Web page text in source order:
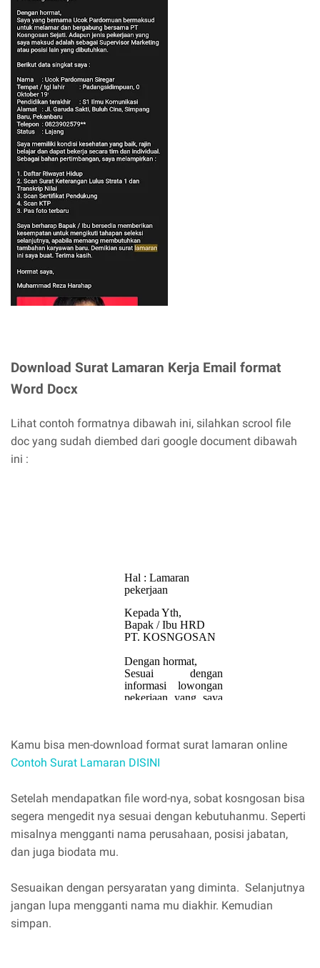
Download Surat Lamaran Kerja Email format
Word Docx
Lihat contoh formatnya dibawah ini, silahkan scrool file
doc yang sudah diembed dari google document dibawah
ini :
Kamu bisa men-download format surat lamaran online
Contoh Surat Lamaran DISINI
Setelah mendapatkan file word-nya, sobat kosngosan bisa
segera mengedit nya sesuai dengan kebutuhanmu. Seperti
misalnya mengganti nama perusahaan, posisi jabatan,
dan juga biodata mu.
Sesuaikan dengan persyaratan yang diminta. Selanjutnya
jangan lupa mengganti nama mu diakhir. Kemudian
simpan.